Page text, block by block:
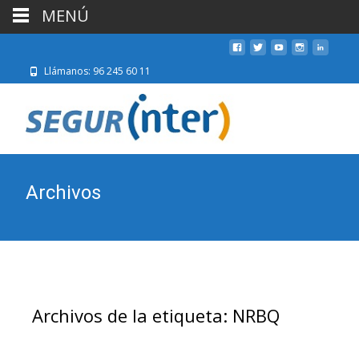
Llámanos: 96 245 60 11
Archivos
Archivos de la etiqueta: NRBQ
MENÚ